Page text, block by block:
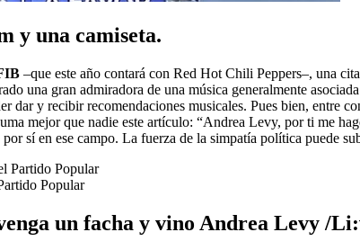
y una camiseta.
–que este año contará con Red Hot Chili Peppers–, una
una gran admiradora de una música generalmente
dar y recibir recomendaciones musicales. Pues bien,
mejor que nadie este artículo: “Andrea Levy, por ti me
sí en ese campo. La fuerza de la simpatía política puede
Popular
un facha y vino Andrea Levy /